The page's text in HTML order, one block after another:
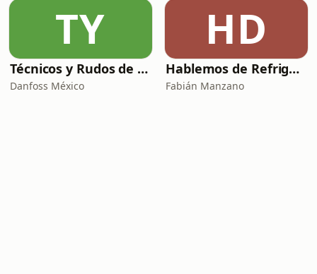
TY
Técnicos y Rudos de la Refrigeración
Danfoss México
HD
Hablemos de Refrigeración con Quimobásicos
Fabián Manzano